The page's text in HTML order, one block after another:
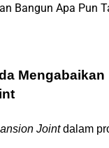
Bangun Apa Pun
Mengabaikan
Jointdalam